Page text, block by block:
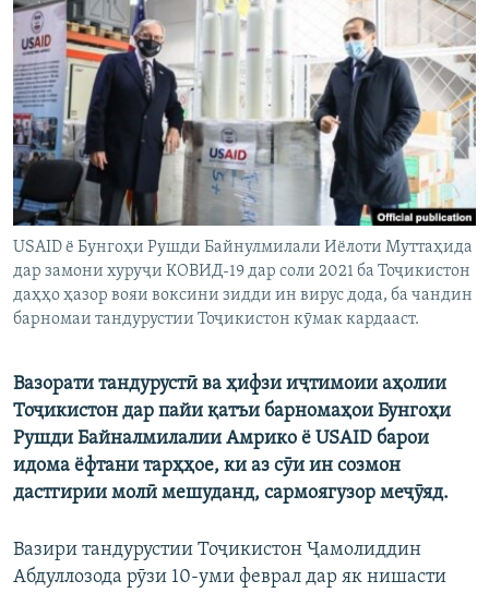
ГУЗОРИШҲОИ РАДИОӢ
Русский
ПАЙГИРӢ КУНЕД
Ҳамаи сомонаҳои RFE/RL
USAID ё Бунгоҳи Рушди Байнулмилали Иёлоти Муттаҳида
дар замони хуруҷи КОВИД-19 дар соли 2021 ба Тоҷикистон
даҳҳо ҳазор вояи воксини зидди ин вирус дода, ба чандин
барномаи тандурустии Тоҷикистон кӯмак кардааст.
Вазорати тандурустӣ ва ҳифзи иҷтимоии аҳолии
Тоҷикистон дар пайи қатъи барномаҳои Бунгоҳи
Рушди Байналмилалии Амрико ё USAID барои
идома ёфтани тарҳҳое, ки аз сӯи ин созмон
дастгирии молӣ мешуданд, сармоягузор меҷӯяд.
Вазири тандурустии Тоҷикистон Ҷамолиддин
Абдуллозода рӯзи 10-уми феврал дар як нишасти